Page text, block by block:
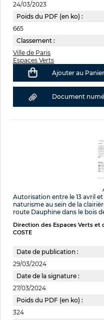
24/03/2023
Poids du PDF (en ko) :
665
Classement :
Ville de Paris
Espaces Verts
Ajouter au Panier
Document
Autorisation entre le 13 avril
naturisme au sein de la
route Dauphine dans le bois
Direction des Espaces Verts
COSTE
Date de publication :
29/03/2024
Date de la signature :
27/03/2024
Poids du PDF (en ko) :
324